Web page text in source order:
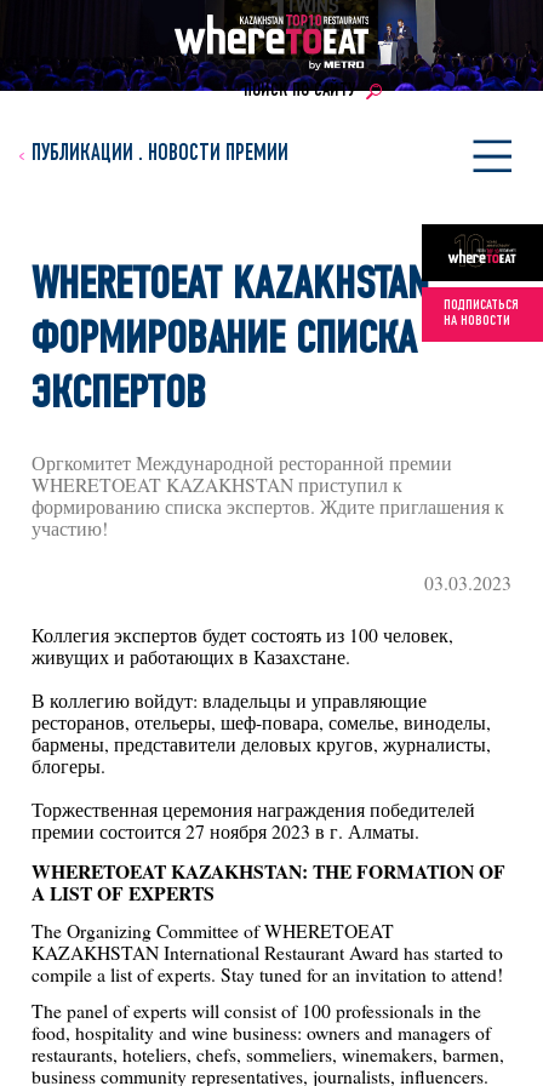
ПОИСК ПО САЙТУ
ПОДПИСАТЬСЯ
НА НОВОСТИ
ПУБЛИКАЦИИ . НОВОСТИ ПРЕМИИ
WHERETOEAT KAZAKHSTAN:
ФОРМИРОВАНИЕ СПИСКА
ЭКСПЕРТОВ
Оргкомитет Международной ресторанной премии
WHERETOEAT KAZAKHSTAN приступил к
формированию списка экспертов. Ждите приглашения к
участию!
03.03.2023
Коллегия экспертов будет состоять из 100 человек,
живущих и работающих в Казахстане.
В коллегию войдут: владельцы и управляющие
ресторанов, отельеры, шеф-повара, сомелье, виноделы,
бармены, представители деловых кругов, журналисты,
блогеры.
Торжественная церемония награждения победителей
премии состоится 27 ноября 2023 в г. Алматы.
WHERETOEAT KAZAKHSTAN: THE FORMATION OF
A LIST OF EXPERTS
The Organizing Committee of WHERETOEAT
KAZAKHSTAN International Restaurant Award has started to
compile a list of experts. Stay tuned for an invitation to attend!
The panel of experts will consist of 100 professionals in the
food, hospitality and wine business: owners and managers of
restaurants, hoteliers, chefs, sommeliers, winemakers, barmen,
business community representatives, journalists, influencers.